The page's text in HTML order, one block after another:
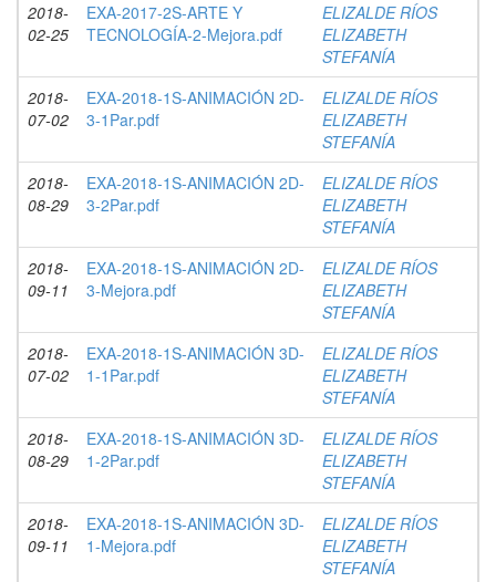
2018-
02-25
EXA-2017-2S-ARTE Y
TECNOLOGÍA-2-Mejora.pdf
ELIZALDE RÍOS
ELIZABETH
STEFANÍA
2018-
07-02
EXA-2018-1S-ANIMACIÓN 2D-
3-1Par.pdf
ELIZALDE RÍOS
ELIZABETH
STEFANÍA
2018-
08-29
EXA-2018-1S-ANIMACIÓN 2D-
3-2Par.pdf
ELIZALDE RÍOS
ELIZABETH
STEFANÍA
2018-
09-11
EXA-2018-1S-ANIMACIÓN 2D-
3-Mejora.pdf
ELIZALDE RÍOS
ELIZABETH
STEFANÍA
2018-
07-02
EXA-2018-1S-ANIMACIÓN 3D-
1-1Par.pdf
ELIZALDE RÍOS
ELIZABETH
STEFANÍA
2018-
08-29
EXA-2018-1S-ANIMACIÓN 3D-
1-2Par.pdf
ELIZALDE RÍOS
ELIZABETH
STEFANÍA
2018-
09-11
EXA-2018-1S-ANIMACIÓN 3D-
1-Mejora.pdf
ELIZALDE RÍOS
ELIZABETH
STEFANÍA